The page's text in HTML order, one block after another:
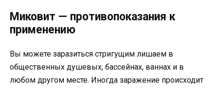
Миковит — противопоказания к
применению
Вы можете заразиться стригущим лишаем в
общественных душевых, бассейнах, ваннах и в
любом другом месте. Иногда заражение происходит